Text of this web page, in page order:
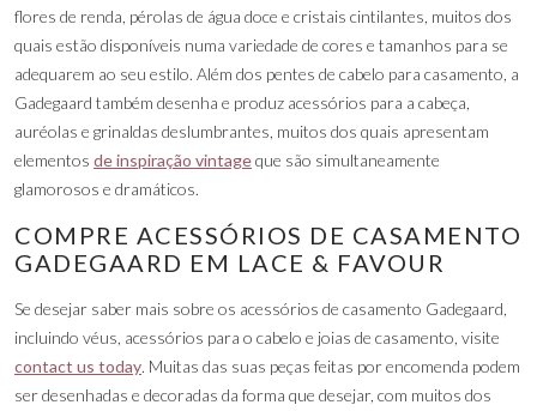
flores de renda, pérolas de água doce e cristais cintilantes, muitos dos
quais estão disponíveis numa variedade de cores e tamanhos para se
adequarem ao seu estilo. Além dos pentes de cabelo para casamento, a
Gadegaard também desenha e produz acessórios para a cabeça,
auréolas e grinaldas deslumbrantes, muitos dos quais apresentam
elementos de inspiração vintageque são simultaneamente
glamorosos e dramáticos.
COMPRE ACESSÓRIOS DE CASAMENTO
GADEGAARD EM LACE & FAVOUR
Se desejar saber mais sobre os acessórios de casamento Gadegaard,
incluindo véus, acessórios para o cabelo e joias de casamento, visite
contact us today. Muitas das suas peças feitas por encomenda podem
ser desenhadas e decoradas da forma que desejar, com muitos dos